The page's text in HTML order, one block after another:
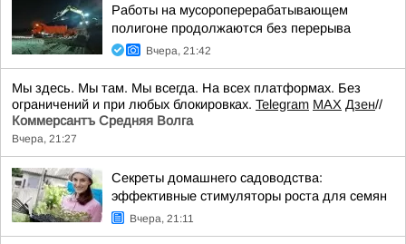
Работы на мусороперерабатывающем
полигоне продолжаются без перерыва
Вчера, 21:42
Мы здесь. Мы там. Мы всегда. На всех платформах. Без
ограничений и при любых блокировках. Telegram MAX Дзен//
Коммерсантъ Средняя Волга
Вчера, 21:27
Секреты домашнего садоводства:
эффективные стимуляторы роста для семян
Вчера, 21:11